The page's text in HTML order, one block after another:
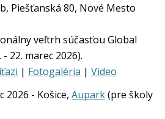
Piešťanská 80, Nové Mesto
veľtrh súčasťou Global
22. marec 2026).
| Fotogaléria | Video
2026 - Košice, Aupark(pre školy